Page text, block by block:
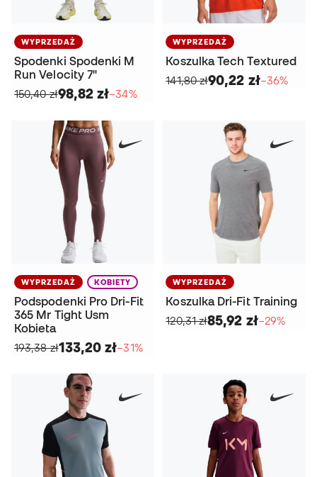
WYPRZEDAŻ
Spodenki Spodenki M
Run Velocity 7"
150,40 zł98,82 zł−34%
WYPRZEDAŻ
Koszulka Tech Textured
141,80 zł90,22 zł−36%
WYPRZEDAŻ KOBIETY
Podspodenki Pro Dri-Fit
365 Mr Tight Usm
Kobieta
193,38 zł133,20 zł−31%
WYPRZEDAŻ
Koszulka Dri-Fit Training
120,31 zł85,92 zł−29%